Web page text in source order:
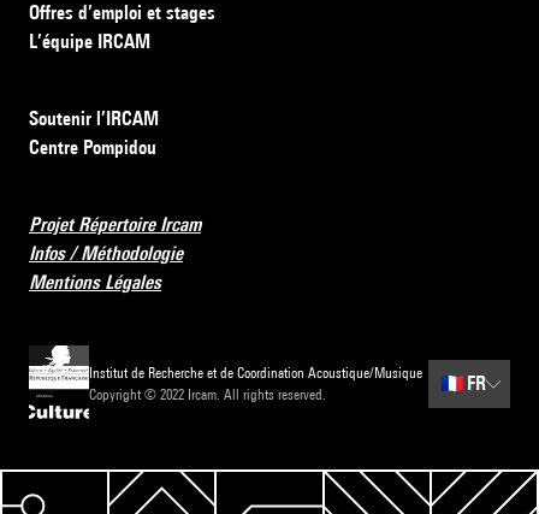
Offres d’emploi et stages
L’équipe IRCAM
Soutenir l’IRCAM
Centre Pompidou
Projet Répertoire Ircam
Infos / Méthodologie
Mentions Légales
Institut de Recherche et de Coordination Acoustique/Musique
Copyright © 2022 Ircam. All rights reserved.
🇫🇷 FR